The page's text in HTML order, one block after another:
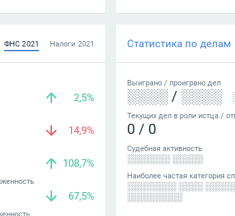
ФНС 2021 Налоги 2021
2,5%
14,9%
108,7%
67,5%
Статистика по делам
Выиграно / проиграно дел
░░░░ / ░░░░
Текущих дел в роли истца /
0 / 0
Судебная активность
░░░░░░░ ░░░░░
Наиболее частая категория
░░░░░░░░ ░░░░
░░░░░░░░░